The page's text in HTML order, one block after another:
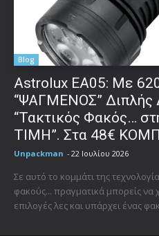
Blog
Astrolux ΕΑ05: Με
“ΨΑΓΜΕΝΟΣ” Διπλής
“Τακτικός Φακός…
ΤΙΜΗ”. Στα 48€
Unpackman - 22 Ιουλίου 2026
Σε αυτό το κομμάτι της
φακούς... πραγματικά μπορείς να
επιλογές λες και υπάρχει ένας